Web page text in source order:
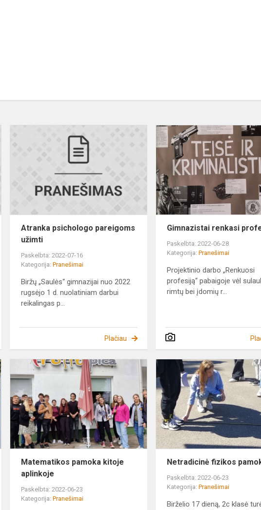
Atranka
psichologo
pareigoms
Atranka psichologo pareigoms
užimti
Paskelbta: 2022-07-16
Kategorija:Pranešimai
Biržų „Saulės“ gimnazijai nuo 2022
rugsėjo 1 d. nuolatiniam darbui
reikalingas p...
Plačiau
Gimnazistai renkasi
Paskelbta: 2022-06-28
Kategorija:Pranešimai
Projektinio darbo „Renkuosi
profesiją“ pabaigoje vėl
rimtų bei įdomių r...
Sekant
tradicijas
Matematikos
pamoka
kitoje
aplinkoje
Matematikos pamoka kitoje
aplinkoje
Paskelbta: 2022-06-23
Kategorija:Pranešimai
Netradicinė fizikos
Paskelbta: 2022-06-23
Kategorija:Pranešimai
Birželio 17 dieną, 2c klasė